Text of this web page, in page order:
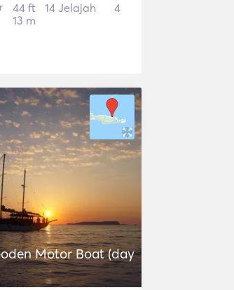
44 ft
13 m
14 Jelajah 4
Motor Boat (day